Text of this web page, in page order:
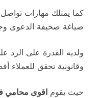
كما يمتلك مهارات
صياغة صحيفة الدعوى
ولديه القدرة على الرد
وقانونية تحقق للعملاء
حيث يقوم اقوى محامي